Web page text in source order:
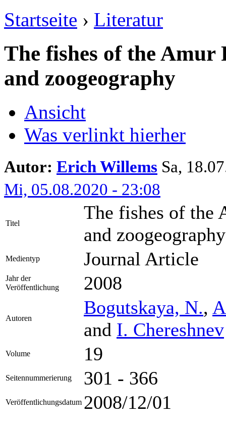
Startseite › Literatur
The fishes of the
and zoogeography
Ansicht
Was verlinkt hierher
Autor: Erich Willems Sa,
Mi, 05.08.2020 - 23:08
Titel
The fishes of the
and zoogeography
Medientyp Journal Article
Jahr der
Veröffentlichung
2008
Autoren
Bogutskaya, N.,
and I. Chereshnev
Volume 19
Seitennummerierung 301 - 366
Veröffentlichungsdatum 2008/12/01